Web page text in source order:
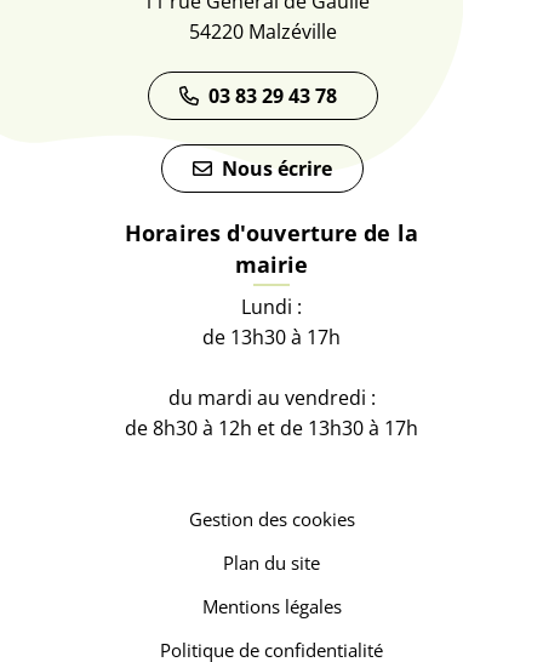
54220 Malzéville
03 83 29 43 78
Nous écrire
Horaires d'ouverture de la
mairie
Lundi :
de 13h30 à 17h
du mardi au vendredi :
de 8h30 à 12h et de 13h30 à 17h
Gestion des cookies
Plan du site
Mentions légales
Politique de confidentialité